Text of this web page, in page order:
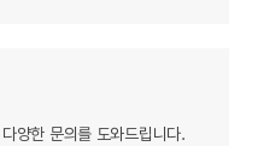
다양한 문의를 도와드립니다.